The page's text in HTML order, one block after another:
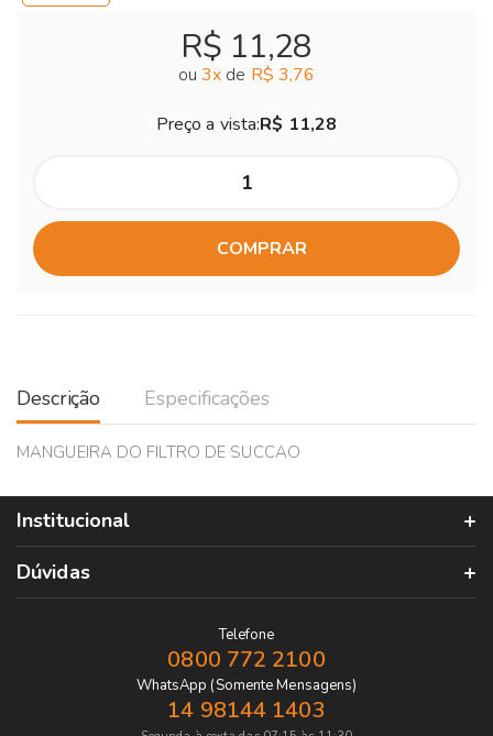
R$ 11,28
ou 3x de R$ 3,76
Preço a vista:R$ 11,28
COMPRAR
Descrição Especificações
MANGUEIRA DO FILTRO DE SUCCAO
Institucional
Dúvidas
Telefone
0800 772 2100
WhatsApp (Somente Mensagens)
14 98144 1403